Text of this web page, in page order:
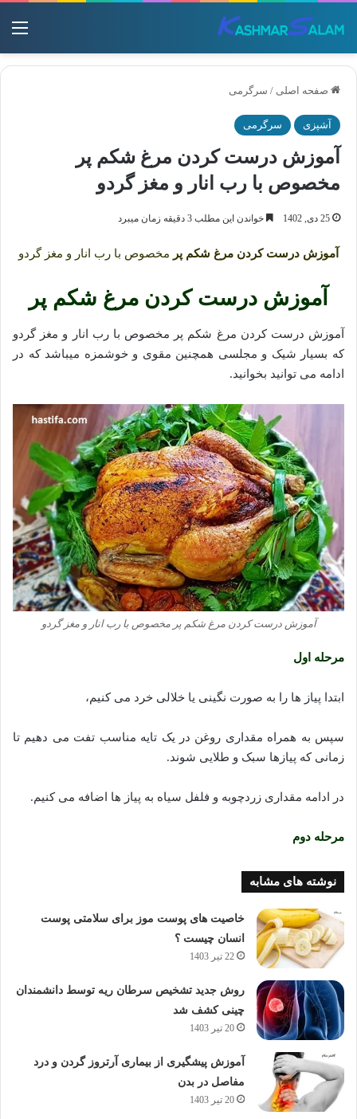
صفحه اصلی / سرگرمی
آشپزی سرگرمی
آموزش درست کردن مرغ شکم پر
مخصوص با رب انار و مغز گردو
25 دی, 1402 خواندن این مطلب 3 دقیقه زمان میبرد
آموزش درست کردن مرغ شکم پر مخصوص با رب انار و مغز گردو
آموزش درست کردن مرغ شکم پر
آموزش درست کردن مرغ شکم پر مخصوص با رب انار و مغز گردو
که بسیار شیک و مجلسی همچنین مقوی و خوشمزه میباشد که در
ادامه می توانید بخوانید.
آموزش درست کردن مرغ شکم پر مخصوص با رب انار و مغز گردو
مرحله اول
ابتدا پیاز ها را به صورت نگینی یا خلالی خرد می کنیم،
سپس به همراه مقداری روغن در یک تایه مناسب تفت می دهیم تا
زمانی که پیازها سبک و طلایی شوند.
در ادامه مقداری زردچوبه و فلفل سیاه به پیاز ها اضافه می کنیم.
مرحله دوم
نوشته های مشابه
خاصیت های پوست موز برای سلامتی پوست
انسان چیست ؟
22 تیر 1403
روش جدید تشخیص سرطان ریه توسط دانشمندان
چینی کشف شد
20 تیر 1403
آموزش پیشگیری از بیماری آرتروز گردن و درد
مفاصل در بدن
20 تیر 1403